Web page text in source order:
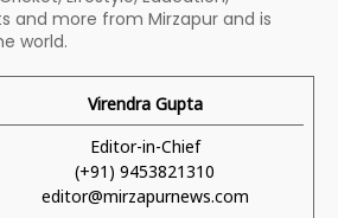
and more from Mirzapur and is
world.
Virendra Gupta
Editor-in-Chief
(+91) 9453821310
editor@mirzapurnews.com